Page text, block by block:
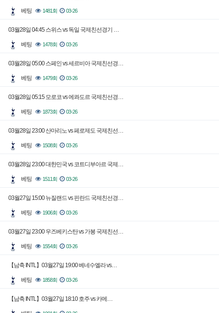
베팅 1481회 03-26
03월28일 04:45 스위스 vs 독일 국제친선경기 …
베팅 1478회 03-26
03월28일 05:00 스페인 vs 세르비아 국제친선경…
베팅 1479회 03-26
03월28일 05:15 모로코 vs 에콰도르 국제친선경…
베팅 1873회 03-26
03월28일 23:00 산마리노 vs 페로제도 국제친선…
베팅 1508회 03-26
03월28일 23:00 대한민국 vs 코트디부아르 국제…
베팅 1511회 03-26
03월27일 15:00 뉴질랜드 vs 핀란드 국제친선경…
베팅 1906회 03-26
03월27일 23:00 우즈베키스탄 vs 가봉 국제친선…
베팅 1554회 03-26
【남축 INTL】03월27일 19:00 베네수엘라 vs…
베팅 1858회 03-26
【남축 INTL】03월27일 18:10 호주 vs 카메…